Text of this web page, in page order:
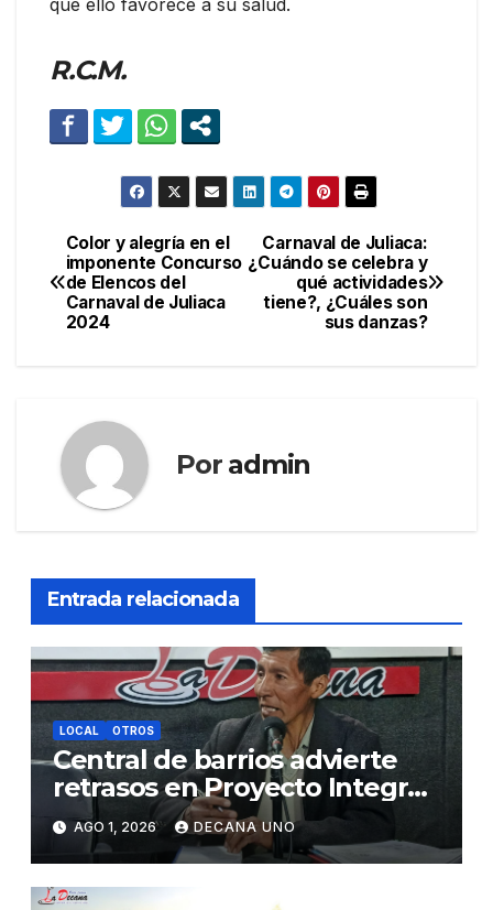
R.C.M.
Navegación
de
Carnaval de Juliaca:
¿Cuándo se celebra y
qué actividades
tiene?, ¿Cuáles son
sus danzas?
Color y alegría en el
imponente Concurso
de Elencos del
Carnaval de Juliaca
2024
Por admin
Entrada relacionada
LOCAL OTROS
Central de barrios advierte
retrasos en Proyecto Integral
de Agua y Alcantarillado para
Juliaca
AGO 1, 2026 DECANA UNO